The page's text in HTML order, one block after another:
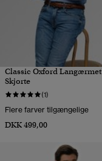
Classic Oxford Langærmet
Skjorte
(1)
Flere farver tilgængelige
DKK 499,00